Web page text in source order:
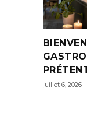
juillet 6, 2026